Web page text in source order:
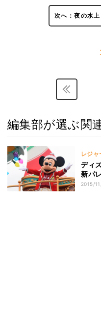
次へ：夜の水
編集部が選ぶ関
レジャ
ディ
新パ
2015/